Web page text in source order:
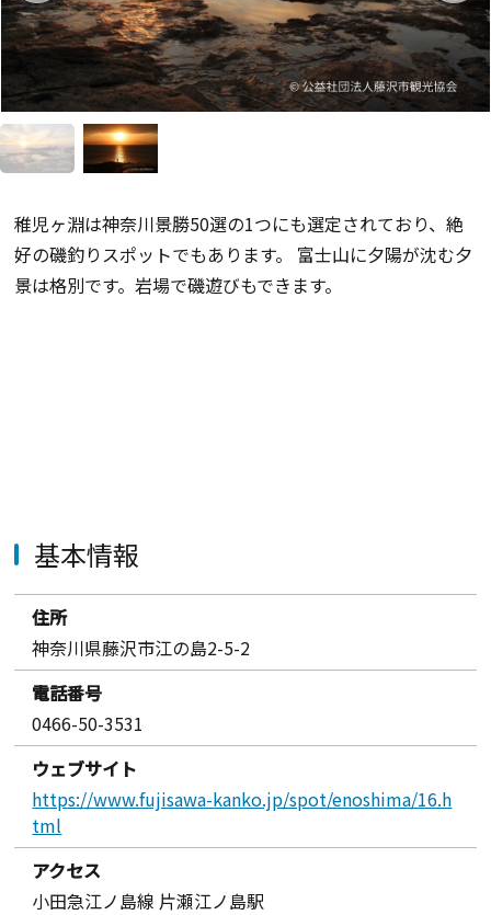
稚児ヶ淵は神奈川景勝50選の1つにも選定されており、絶
好の磯釣りスポットでもあります。 富士山に夕陽が沈む夕
景は格別です。岩場で磯遊びもできます。
基本情報
住所
神奈川県藤沢市江の島2-5-2
電話番号
0466-50-3531
ウェブサイト
https://www.fujisawa-kanko.jp/spot/enoshima/16.h
tml
アクセス
小田急江ノ島線 片瀬江ノ島駅